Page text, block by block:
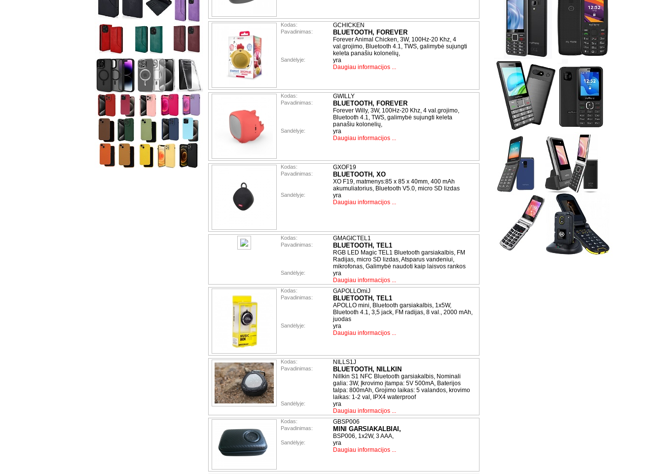
Kodas: GCHICKEN
Pavadinimas: BLUETOOTH, FOREVER
Forever Animal Chicken, 3W, 100Hz-20 Khz, 4
val.grojimo, Bluetooth 4.1, TWS, galimybė sujungti
keleta panašiu kolonelių,
Sandėlyje:
yra
Daugiau informacijos ...
Kodas: GWILLY
Pavadinimas: BLUETOOTH, FOREVER
Forever Willy, 3W, 100Hz-20 Khz, 4 val.grojimo,
Bluetooth 4.1, TWS, galimybė sujungti keleta
panašiu kolonelių,
Sandėlyje:
yra
Daugiau informacijos ...
Kodas: GXOF19
Pavadinimas: BLUETOOTH, XO
XO F19, matmenys:85 x 85 x 40mm, 400 mAh
akumuliatorius, Bluetooth V5.0, micro SD lizdas
Sandėlyje:
yra
Daugiau informacijos ...
Kodas: GMAGICTEL1
Pavadinimas: BLUETOOTH, TEL1
RGB LED Magic TEL1 Bluetooth garsiakalbis, FM
Radijas, micro SD lizdas, Atsparus vandeniui,
mikrofonas, Galimybė naudoti kaip laisvos rankos
Sandėlyje:
yra
Daugiau informacijos ...
Kodas: GAPOLLOmiJ
Pavadinimas: BLUETOOTH, TEL1
APOLLO mini, Bluetooth garsiakalbis, 1x5W,
Bluetooth 4.1, 3,5 jack, FM radijas, 8 val., 2000 mAh,
juodas
Sandėlyje:
yra
Daugiau informacijos ...
Kodas: NILLS1J
Pavadinimas: BLUETOOTH, NILLKIN
Nillkin S1 NFC Bluetooth garsiakalbis, Nominali
galia: 3W, Įkrovimo įtampa: 5V 500mA, Baterijos
talpa: 800mAh, Grojimo laikas: 5 valandos, krovimo
laikas: 1-2 val, IPX4 waterproof
Sandėlyje:
yra
Daugiau informacijos ...
Kodas: GBSP006
Pavadinimas: MINI GARSIAKALBIAI,
BSP006, 1x2W, 3 AAA,
Sandėlyje:
yra
Daugiau informacijos ...